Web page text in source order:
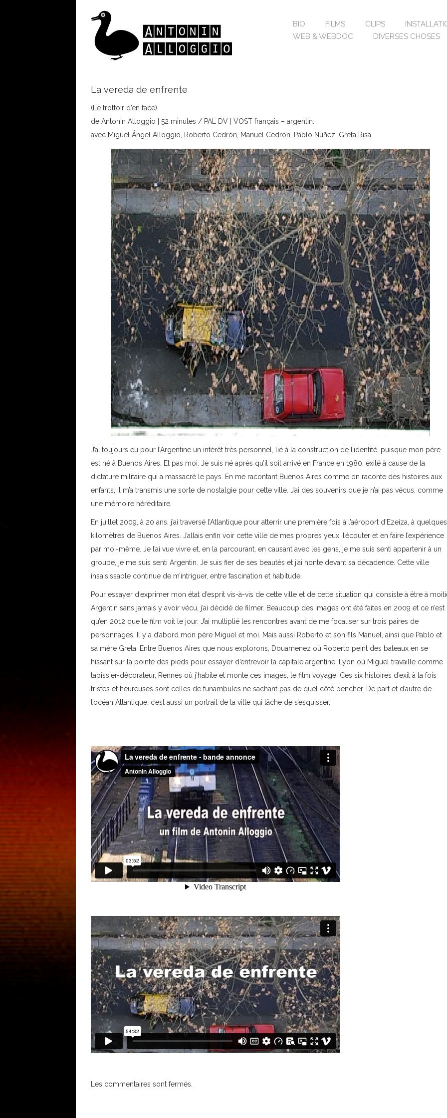
BIO FILMS CLIPS
WEB & WEBDOC
DIVERSES CHOSES
La vereda de enfrente
(Le trottoir d’en face)
de Antonin Alloggio | 52 minutes / PAL DV | VOST français – argentin.
avec Miguel Ángel Alloggio, Roberto Cedrón, Manuel Cedrón, Pablo Nuñez, Greta Risa.
J’ai toujours eu pour l’Argentine un intérêt très personnel, lié à la construction de l’identité, puisque mon père
est né à Buenos Aires. Et pas moi. Je suis né après qu’il soit arrivé en France en 1980, exilé à cause de la
dictature militaire qui a massacré le pays. En me racontant Buenos Aires comme on raconte des histoires aux
enfants, il m’a transmis une sorte de nostalgie pour cette ville. J’ai des souvenirs que je n’ai pas vécus, comme
une mémoire héréditaire.
En juillet 2009, à 20 ans, j’ai traversé l’Atlantique pour atterrir une première fois à l’aéroport d’Ezeiza, à quelques
kilomètres de Buenos Aires. J’allais enfin voir cette ville de mes propres yeux, l’écouter et en faire l’expérience
par moi-même. Je l’ai vue vivre et, en la parcourant, en causant avec les gens, je me suis senti appartenir à un
groupe, je me suis senti Argentin. Je suis fier de ses beautés et j’ai honte devant sa décadence. Cette ville
insaisissable continue de m’intriguer, entre fascination et habitude.
Pour essayer d’exprimer mon état d’esprit vis-à-vis de cette ville et de cette situation qui consiste à être à
Argentin sans jamais y avoir vécu, j’ai décidé de filmer. Beaucoup des images ont été faites en 2009 et ce n’est
qu’en 2012 que le film voit le jour. J’ai multiplié les rencontres avant de me focaliser sur trois paires de
personnages. Il y a d’abord mon père Miguel et moi. Mais aussi Roberto et son fils Manuel, ainsi que Pablo et
sa mère Greta. Entre Buenos Aires que nous explorons, Douarnenez où Roberto peint des bateaux en se
hissant sur la pointe des pieds pour essayer d’entrevoir la capitale argentine, Lyon où Miguel travaille comme
tapissier-décorateur, Rennes où j’habite et monte ces images, le film voyage. Ces six histoires d’exil à la fois
tristes et heureuses sont celles de funambules ne sachant pas de quel côté pencher. De part et d’autre de
l’océan Atlantique, c’est aussi un portrait de la ville qui tâche de s’esquisser.
Les commentaires sont fermés.